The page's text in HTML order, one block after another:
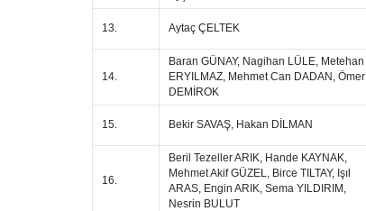
13. Aytaç ÇELTEK
14.
Baran GÜNAY, Nagihan LÜLE, Metehan
ERYILMAZ, Mehmet Can DADAN, Ömer
DEMİROK
15. Bekir SAVAŞ, Hakan DİLMAN
16.
Beril Tezeller ARIK, Hande KAYNAK,
Mehmet Akif GÜZEL, Birce TILTAY, Işıl
ARAS, Engin ARIK, Sema YILDIRIM,
Nesrin BULUT